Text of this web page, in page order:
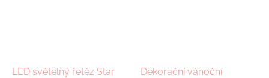
LED světelný řetěz Star
Dekorační vánoční